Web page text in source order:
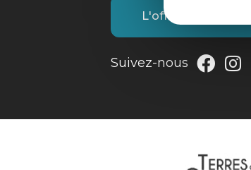
L'office de tourisme
Suivez-nous